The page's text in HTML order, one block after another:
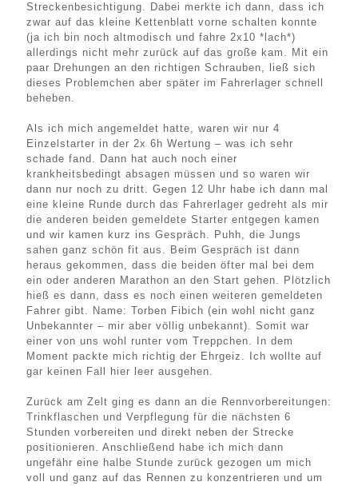
Streckenbesichtigung. Dabei merkte ich dann, dass ich
zwar auf das kleine Kettenblatt vorne schalten konnte
(ja ich bin noch altmodisch und fahre 2x10 *lach*)
allerdings nicht mehr zurück auf das große kam. Mit ein
paar Drehungen an den richtigen Schrauben, ließ sich
dieses Problemchen aber später im Fahrerlager schnell
beheben.
Als ich mich angemeldet hatte, waren wir nur 4
Einzelstarter in der 2x 6h Wertung – was ich sehr
schade fand. Dann hat auch noch einer
krankheitsbedingt absagen müssen und so waren wir
dann nur noch zu dritt. Gegen 12 Uhr habe ich dann mal
eine kleine Runde durch das Fahrerlager gedreht als mir
die anderen beiden gemeldete Starter entgegen kamen
und wir kamen kurz ins Gespräch. Puhh, die Jungs
sahen ganz schön fit aus. Beim Gespräch ist dann
heraus gekommen, dass die beiden öfter mal bei dem
ein oder anderen Marathon an den Start gehen. Plötzlich
hieß es dann, dass es noch einen weiteren gemeldeten
Fahrer gibt. Name: Torben Fibich (ein wohl nicht ganz
Unbekannter – mir aber völlig unbekannt). Somit war
einer von uns wohl runter vom Treppchen. In dem
Moment packte mich richtig der Ehrgeiz. Ich wollte auf
gar keinen Fall hier leer ausgehen.
Zurück am Zelt ging es dann an die Rennvorbereitungen:
Trinkflaschen und Verpflegung für die nächsten 6
Stunden vorbereiten und direkt neben der Strecke
positionieren. Anschließend habe ich mich dann
ungefähr eine halbe Stunde zurück gezogen um mich
voll und ganz auf das Rennen zu konzentrieren und um